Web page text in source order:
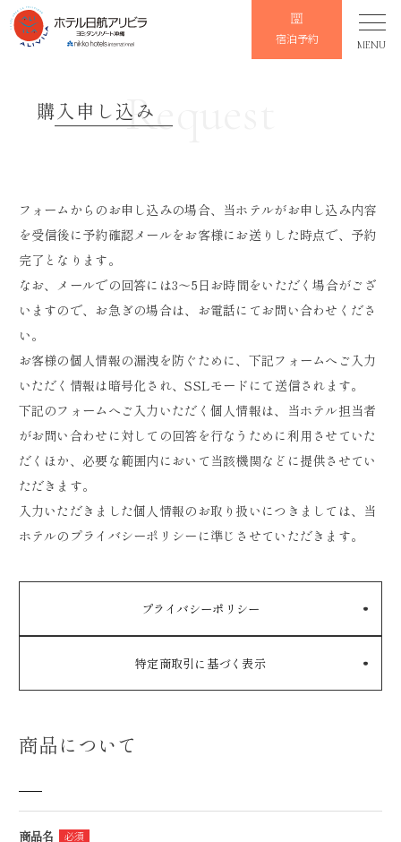
宿泊予約 MENU
Request
購入申し込み
フォームからのお申し込みの場合、当ホテルがお申し込み内容
を受信後に予約確認メールをお客様にお送りした時点で、予約
完了となります。
なお、メールでの回答には3～5日お時間をいただく場合がござ
いますので、お急ぎの場合は、お電話にてお問い合わせくださ
い。
お客様の個人情報の漏洩を防ぐために、下記フォームへご入力
いただく情報は暗号化され、SSLモードにて送信されます。
下記のフォームへご入力いただく個人情報は、当ホテル担当者
がお問い合わせに対しての回答を行なうために利用させていた
だくほか、必要な範囲内において当該機関などに提供させてい
ただきます。
入力いただきました個人情報のお取り扱いにつきましては、当
ホテルのプライバシーポリシーに準じさせていただきます。
プライバシーポリシー
特定商取引に基づく表示
商品について
商品名